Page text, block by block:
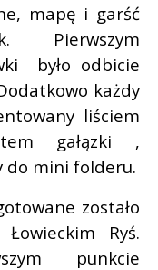
mapę i garść
Pierwszym
było odbicie
każdy
liściem
gałązki ,
do mini folderu.
zostało
Ryś.
punkcie